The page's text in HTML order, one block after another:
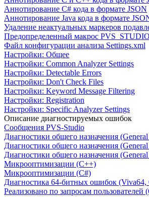
Аннотирование C# кода в формате JSON
Аннотирование Java кода в формате
Удаление неактуальных маркеров
Предопределенный макрос PVS_STUDIO
Файл конфигурации анализа Settings.xml
Настройки: Общее
Настройки: Common Analyzer Settings
Настройки: Detectable Errors
Настройки: Don't Check Files
Настройки: Keyword Message Filtering
Настройки: Registration
Настройки: Specific Analyzer Settings
Описание диагностируемых ошибок
Сообщения PVS-Studio
Диагностики общего назначения
Диагностики общего назначения
Диагностики общего назначения
Микрооптимизации (C++)
Микрооптимизации (C#)
Диагностика 64-битных ошибок (Viva64,
Реализовано по запросам пользователей